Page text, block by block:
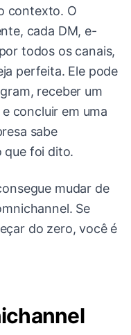
contexto. O
cada DM, e-
todos os canais,
perfeita. Ele pode
receber um
concluir em uma
sabe
que foi dito.
mudar de
Se
do zero, você é